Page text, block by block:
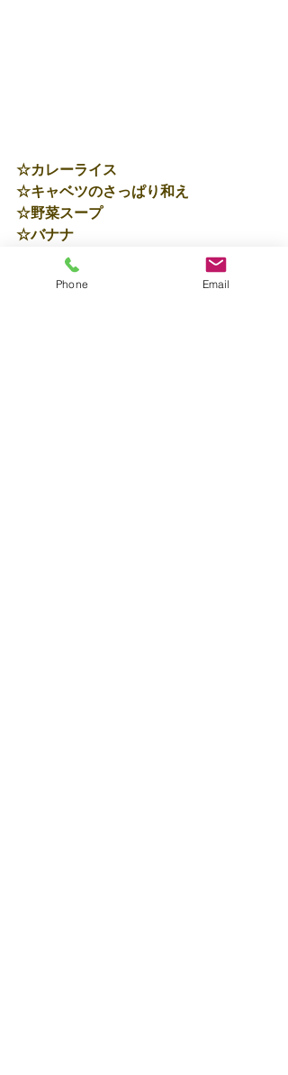
☆カレーライス
☆キャベツのさっぱり和え
☆野菜スープ
☆バナナ
明日もたくさん遊ぼうね～💞
Phone Email